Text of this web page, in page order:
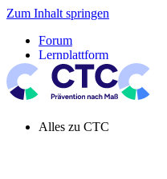
Zum Inhalt springen
Forum
Lernplattform
Pressespiegel
Newsletter
Systemeinstellung aktiv
Alles zu CTC